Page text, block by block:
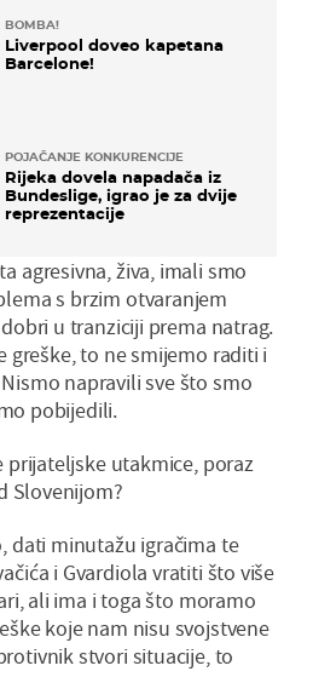
BOMBA!
Liverpool doveo kapetana
Barcelone!
POJAČANJE KONKURENCIJE
Rijeka dovela napadača iz
Bundeslige, igrao je za dvije
reprezentacije
agresivna, živa, imali smo
s brzim otvaranjem
u tranziciji prema natrag.
greške, to ne smijemo raditi i
napravili sve što smo
pobijedili.
prijateljske utakmice, poraz
Slovenijom?
dati minutažu igračima te
i Gvardiola vratiti što više
ali ima i toga što moramo
koje nam nisu svojstvene
stvori situacije, to